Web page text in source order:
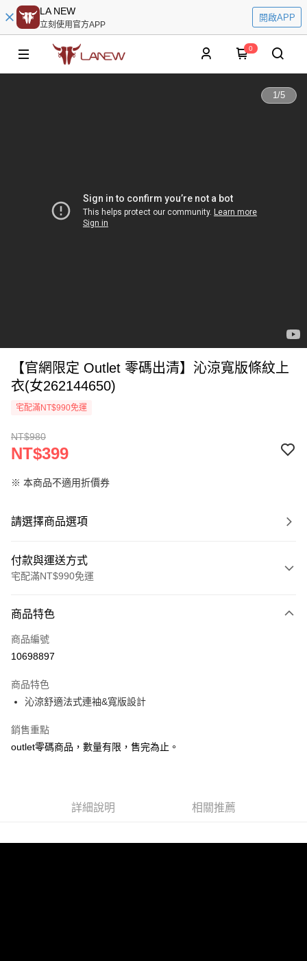
LA NEW
立刻使用官方APP
開啟APP
0
1/5
【官網限定 Outlet 零碼出清】沁涼寬版條紋上
衣(女262144650)
宅配滿NT$990免運
NT$980
NT$399
※ 本商品不適用折價券
請選擇商品選項
付款與運送方式
宅配滿NT$990免運
信用卡一次付款
LINE Pay
悠遊付
Google Pay
全盈+PAY
商品特色
商品編號
10698897
商品特色
沁涼舒適法式連袖&寬版設計
銷售重點
outlet零碼商品，數量有限，售完為止。
詳細說明 相關推薦